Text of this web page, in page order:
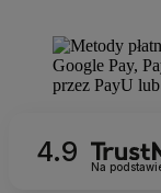
4.9
Na